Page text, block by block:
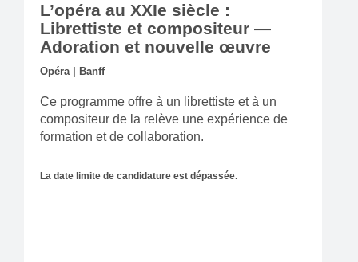
L’opéra au XXIe siècle :
Librettiste et compositeur —
Adoration et nouvelle œuvre
Opéra | Banff
Ce programme offre à un librettiste et à un
compositeur de la relève une expérience de
formation et de collaboration.
La date limite de candidature est dépassée.